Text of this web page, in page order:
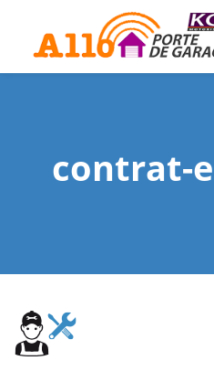
content
contrat-